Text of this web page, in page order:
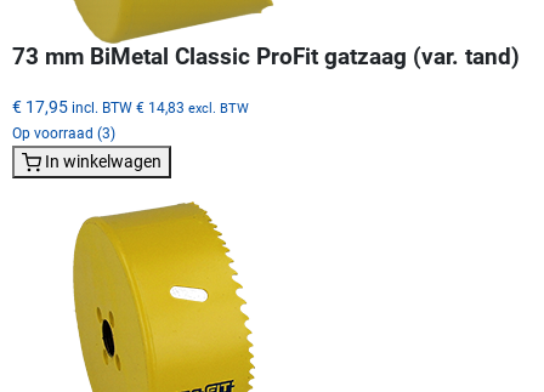
73 mm BiMetal Classic ProFit gatzaag (var. tand)
€ 17,95 incl. BTW € 14,83 excl. BTW
Op voorraad (3)
In winkelwagen